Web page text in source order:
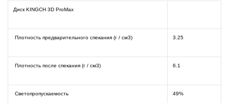
Диск KINGCH 3D ProMax
Плотность предварительного спекания (г / см3) 3.25
Плотность после спекания (г / см3) 6.1
Светопропускаемость 49%